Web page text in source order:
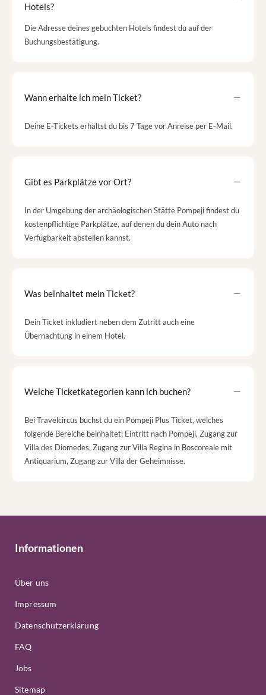
Hotels?
Die Adresse deines gebuchten Hotels findest du auf der
Buchungsbestätigung.
Wann erhalte ich mein Ticket?
Deine E-Tickets erhältst du bis 7 Tage vor Anreise per E-Mail.
Gibt es Parkplätze vor Ort?
In der Umgebung der archäologischen Stätte Pompeji findest du
kostenpflichtige Parkplätze, auf denen du dein Auto nach
Verfügbarkeit abstellen kannst.
Was beinhaltet mein Ticket?
Dein Ticket inkludiert neben dem Zutritt auch eine
Übernachtung in einem Hotel.
Welche Ticketkategorien kann ich buchen?
Bei Travelcircus buchst du ein Pompeji Plus Ticket, welches
folgende Bereiche beinhaltet: Eintritt nach Pompeji, Zugang zur
Villa des Diomedes, Zugang zur Villa Regina in Boscoreale mit
Antiquarium, Zugang zur Villa der Geheimnisse.
Informationen
Über uns
Impressum
Datenschutzerklärung
FAQ
Jobs
Sitemap